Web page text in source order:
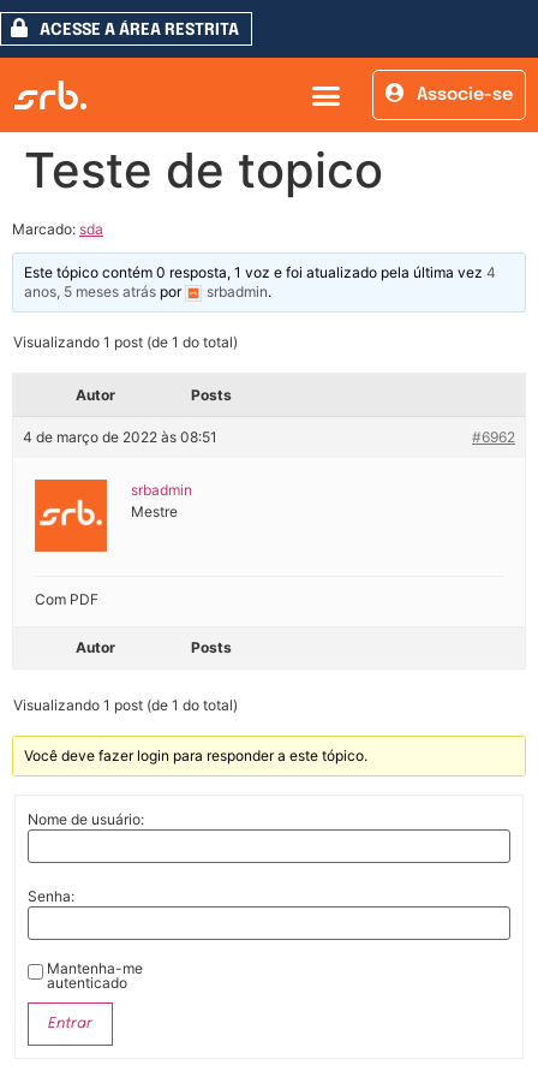
ACESSE A ÁREA RESTRITA
Associe-se
Teste de topico
Marcado: sda
Este tópico contém 0 resposta, 1 voz e foi atualizado pela última vez4
anos, 5 meses atrás por srbadmin.
Visualizando 1 post (de 1 do total)
Autor Posts
4 de março de 2022 às 08:51 #6962
srbadmin
Mestre
Com PDF
Autor Posts
Visualizando 1 post (de 1 do total)
Você deve fazer login para responder a este tópico.
Nome de usuário:
Senha:
Mantenha-me
autenticado
Entrar